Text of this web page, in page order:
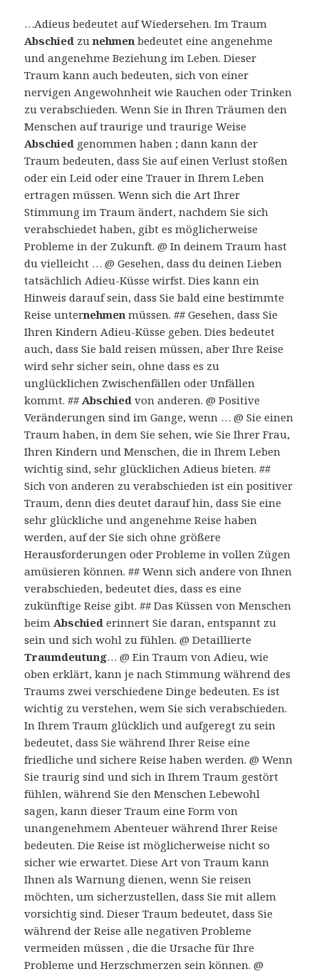
…Adieus bedeutet auf Wiedersehen. Im Traum
Abschied zunehmen bedeutet eine angenehme
und angenehme Beziehung im Leben. Dieser
Traum kann auch bedeuten, sich von einer
nervigen Angewohnheit wie Rauchen oder Trinken
zu verabschieden. Wenn Sie in Ihren Träumen den
Menschen auf traurige und traurige Weise
Abschied genommen haben ; dann kann der
Traum bedeuten, dass Sie auf einen Verlust stoßen
oder ein Leid oder eine Trauer in Ihrem Leben
ertragen müssen. Wenn sich die Art Ihrer
Stimmung im Traum ändert, nachdem Sie sich
verabschiedet haben, gibt es möglicherweise
Probleme in der Zukunft. @ In deinem Traum hast
du vielleicht … @ Gesehen, dass du deinen Lieben
tatsächlich Adieu-Küsse wirfst. Dies kann ein
Hinweis darauf sein, dass Sie bald eine bestimmte
Reise unternehmen müssen. ## Gesehen, dass Sie
Ihren Kindern Adieu-Küsse geben. Dies bedeutet
auch, dass Sie bald reisen müssen, aber Ihre Reise
wird sehr sicher sein, ohne dass es zu
unglücklichen Zwischenfällen oder Unfällen
kommt. ## Abschied von anderen. @ Positive
Veränderungen sind im Gange, wenn … @ Sie einen
Traum haben, in dem Sie sehen, wie Sie Ihrer Frau,
Ihren Kindern und Menschen, die in Ihrem Leben
wichtig sind, sehr glücklichen Adieus bieten. ##
Sich von anderen zu verabschieden ist ein positiver
Traum, denn dies deutet darauf hin, dass Sie eine
sehr glückliche und angenehme Reise haben
werden, auf der Sie sich ohne größere
Herausforderungen oder Probleme in vollen Zügen
amüsieren können. ## Wenn sich andere von Ihnen
verabschieden, bedeutet dies, dass es eine
zukünftige Reise gibt. ## Das Küssen von Menschen
beim Abschied erinnert Sie daran, entspannt zu
sein und sich wohl zu fühlen. @ Detaillierte
Traumdeutung… @ Ein Traum von Adieu, wie
oben erklärt, kann je nach Stimmung während des
Traums zwei verschiedene Dinge bedeuten. Es ist
wichtig zu verstehen, wem Sie sich verabschieden.
In Ihrem Traum glücklich und aufgeregt zu sein
bedeutet, dass Sie während Ihrer Reise eine
friedliche und sichere Reise haben werden. @ Wenn
Sie traurig sind und sich in Ihrem Traum gestört
fühlen, während Sie den Menschen Lebewohl
sagen, kann dieser Traum eine Form von
unangenehmem Abenteuer während Ihrer Reise
bedeuten. Die Reise ist möglicherweise nicht so
sicher wie erwartet. Diese Art von Traum kann
Ihnen als Warnung dienen, wenn Sie reisen
möchten, um sicherzustellen, dass Sie mit allem
vorsichtig sind. Dieser Traum bedeutet, dass Sie
während der Reise alle negativen Probleme
vermeiden müssen , die die Ursache für Ihre
Probleme und Herzschmerzen sein können. @